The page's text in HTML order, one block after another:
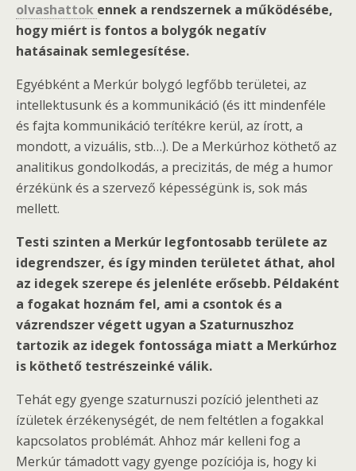
olvashattok ennek a rendszernek a működésébe,
hogy miért is fontos a bolygók negatív
hatásainak semlegesítése.
Egyébként a Merkúr bolygó legfőbb területei, az
intellektusunk és a kommunikáció (és itt mindenféle
és fajta kommunikáció terítékre kerül, az írott, a
mondott, a vizuális, stb…). De a Merkúrhoz köthető az
analitikus gondolkodás, a precizitás, de még a humor
érzékünk és a szervező képességünk is, sok más
mellett.
Testi szinten a Merkúr legfontosabb területe az
idegrendszer, és így minden területet áthat, ahol
az idegek szerepe és jelenléte erősebb. Példaként
a fogakat hoznám fel, ami a csontok és a
vázrendszer végett ugyan a Szaturnuszhoz
tartozik az idegek fontossága miatt a Merkúrhoz
is köthető testrészeinké válik.
Tehát egy gyenge szaturnuszi pozíció jelentheti az
ízületek érzékenységét, de nem feltétlen a fogakkal
kapcsolatos problémát. Ahhoz már kelleni fog a
Merkúr támadott vagy gyenge pozíciója is, hogy ki